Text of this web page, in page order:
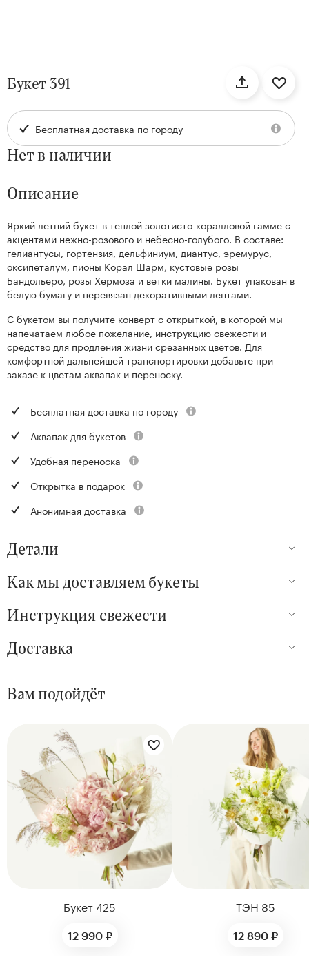
Kenzan
Collection
Букет 391
Бесплатная доставка по городу
Нет в наличии
Описание
Яркий летний букет в тёплой золотисто-коралловой гамме с
акцентами нежно-розового и небесно-голубого. В составе:
гелиантусы, гортензия, дельфиниум, диантус, эремурус,
оксипеталум, пионы Корал Шарм, кустовые розы
Бандольеро, розы Хермоза и ветки малины. Букет упакован в
белую бумагу и перевязан декоративными лентами.
С букетом вы получите конверт с открыткой, в которой мы
напечатаем любое пожелание, инструкцию свежести и
средство для продления жизни срезанных цветов. Для
комфортной дальнейшей транспортировки добавьте при
заказе к цветам аквапак и переноску.
Бесплатная доставка по городу
Аквапак для букетов
Удобная переноска
Открытка в подарок
Анонимная доставка
Детали
Как мы доставляем букеты
Инструкция свежести
Доставка
Вам подойдёт
Цветы букета:
Букет 425
12 990 ₽
Цветы букета:
ТЭН 85
12 890 ₽